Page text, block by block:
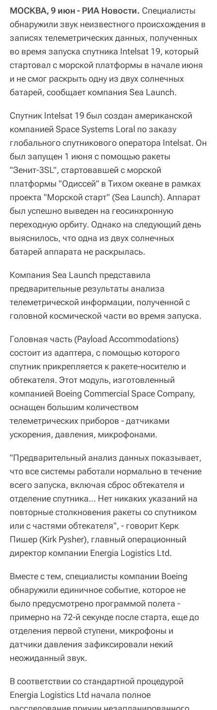
МОСКВА, 9 июн - РИА Новости. Специалисты
обнаружили звук неизвестного происхождения в
записях телеметрических данных, полученных
во время запуска спутника Intelsat 19, который
стартовал с морской платформы в начале июня
и не смог раскрыть одну из двух солнечных
батарей, сообщает компания Sea Launch.
Спутник Intelsat 19 был создан американской
компанией Space Systems Loral по заказу
глобального спутникового оператора Intelsat. Он
был запущен 1 июня с помощью ракеты
"Зенит-3SL", стартовавшей с морской
платформы "Одиссей" в Тихом океане в рамках
проекта "Морской старт" (Sea Launch). Аппарат
был успешно выведен на геосинхронную
переходную орбиту. Однако на следующий день
выяснилось, что одна из двух солнечных
батарей аппарата не раскрылась.
Компания Sea Launch представила
предварительные результаты анализа
телеметрической информации, полученной с
головной космической части во время запуска.
Головная часть (Payload Accommodations)
состоит из адаптера, с помощью которого
спутник прикрепляется к ракете-носителю и
обтекателя. Этот модуль, изготовленный
компанией Boeing Commercial Space Company,
оснащен большим количеством
телеметрических приборов - датчиками
ускорения, давления, микрофонами.
"Предварительный анализ данных показывает,
что все системы работали нормально в течение
всего запуска, включая сброс обтекателя и
отделение спутника... Нет никаких указаний на
повторные столкновения ракеты со спутником
или с частями обтекателя", - говорит Керк
Пишер (Kirk Pysher), главный операционный
директор компании Energia Logistics Ltd.
Вместе с тем, специалисты компании Boeing
обнаружили единичное событие, которое не
было предусмотрено программой полета -
примерно на 72-й секунде после старта, еще до
отделения первой ступени, микрофоны и
датчики давления зафиксировали некий
неожиданный звук.
В соответствии со стандартной процедурой
Energia Logistics Ltd начала полное